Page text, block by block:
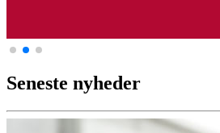
Seneste nyheder